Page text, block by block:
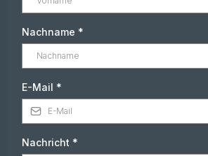
Nachname *
E-Mail *
Nachricht *